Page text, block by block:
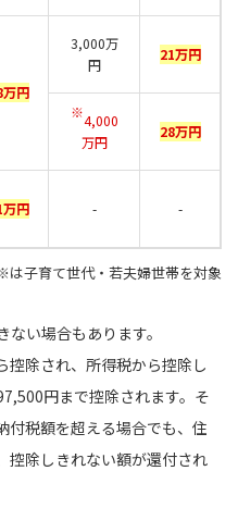
万円
3,000万
円
21万円
※4,000
万円
28万円
万円 - -
は子育て世代・若夫婦世帯を対象
い場合もあります。
控除され、所得税から控除し
円まで控除されます。そ
付税額を超える場合でも、住
控除しきれない額が還付され